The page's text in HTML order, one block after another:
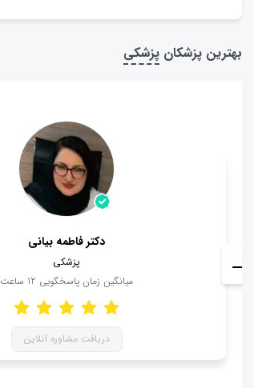
بهترین پزشکان پزشکی
دکتر فاطمه بیانی
پزشکی
میانگین زمان پاسخگویی 12 ساعت
دریافت مشاوره آنلاین